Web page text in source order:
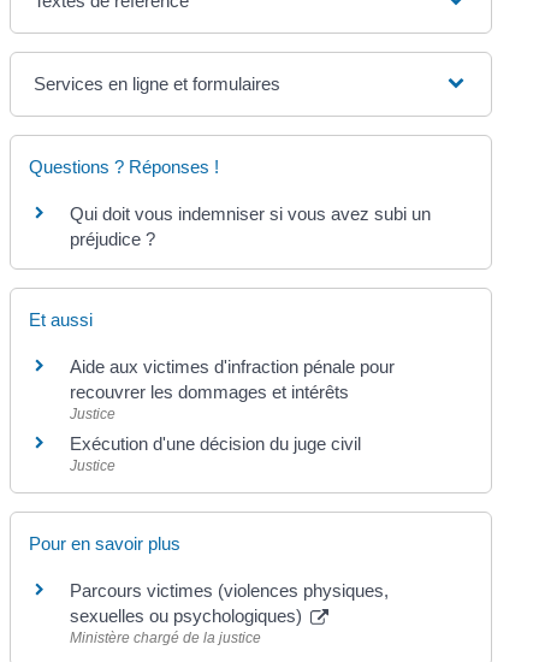
Services en ligne et formulaires
Questions ? Réponses !
Qui doit vous indemniser si vous avez subi un
préjudice ?
Et aussi
Aide aux victimes d'infraction pénale pour
recouvrer les dommages et intérêts
Justice
Exécution d'une décision du juge civil
Justice
Pour en savoir plus
Parcours victimes (violences physiques,
sexuelles ou psychologiques)
Ministère chargé de la justice